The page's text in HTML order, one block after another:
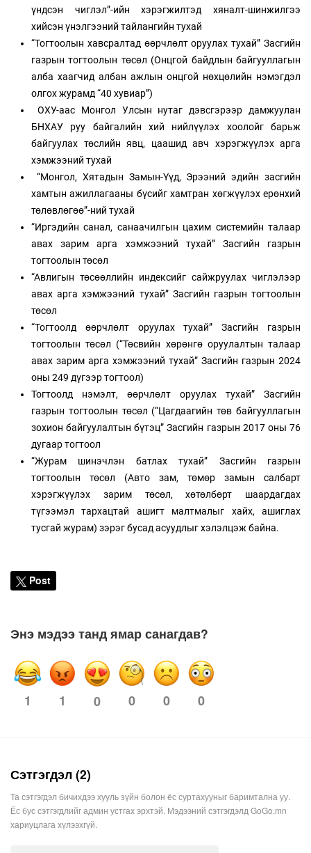
үндсэн чиглэл”-ийн хэрэгжилтэд хяналт-шинжилгээ
хийсэн үнэлгээний тайлангийн тухай
“Тогтоолын хавсралтад өөрчлөлт оруулах тухай” Засгийн
газрын тогтоолын төсөл (Онцгой байдлын байгууллагын
алба хаагчид албан ажлын онцгой нөхцөлийн нэмэгдэл
олгох журамд “40 хувиар”)
ОХУ-аас Монгол Улсын нутаг дэвсгэрээр дамжуулан
БНХАУ руу байгалийн хий нийлүүлэх хоолойг барьж
байгуулах төслийн явц, цаашид авч хэрэгжүүлэх арга
хэмжээний тухай
“Монгол, Хятадын Замын-Үүд, Эрээний эдийн засгийн
хамтын ажиллагааны бүсийг хамтран хөгжүүлэх ерөнхий
төлөвлөгөө”-ний тухай
“Иргэдийн санал, санаачилгын цахим системийн талаар
авах зарим арга хэмжээний тухай” Засгийн газрын
тогтоолын төсөл
“Авлигын төсөөллийн индексийг сайжруулах чиглэлээр
авах арга хэмжээний тухай” Засгийн газрын тогтоолын
төсөл
“Тогтоолд өөрчлөлт оруулах тухай” Засгийн газрын
тогтоолын төсөл (“Төсвийн хөрөнгө оруулалтын талаар
авах зарим арга хэмжээний тухай” Засгийн газрын 2024
оны 249 дүгээр тогтоол)
Тогтоолд нэмэлт, өөрчлөлт оруулах тухай” Засгийн
газрын тогтоолын төсөл (“Цагдаагийн төв байгууллагын
зохион байгуулалтын бүтэц” Засгийн газрын 2017 оны 76
дугаар тогтоол
“Журам шинэчлэн батлах тухай” Засгийн газрын
тогтоолын төсөл (Авто зам, төмөр замын салбарт
хэрэгжүүлэх зарим төсөл, хөтөлбөрт шаардагдах
түгээмэл тархацтай ашигт малтмалыг хайх, ашиглах
тусгай журам) зэрэг бусад асуудлыг хэлэлцэж байна.
Post
Энэ мэдээ танд ямар санагдав?
1 1 0 0 0 0
Сэтгэгдэл (2)
Та сэтгэгдэл бичихдээ хууль зүйн болон ёс суртахууныг баримтална уу.
Ёс бус сэтгэгдлийг админ устгах эрхтэй. Мэдээний сэтгэгдэлд GoGo.mn
хариуцлага хүлээхгүй.